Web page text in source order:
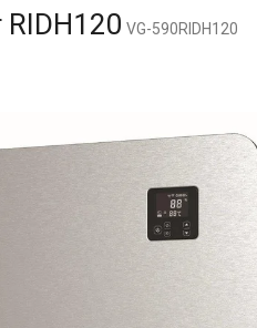
VG-590RIDH120